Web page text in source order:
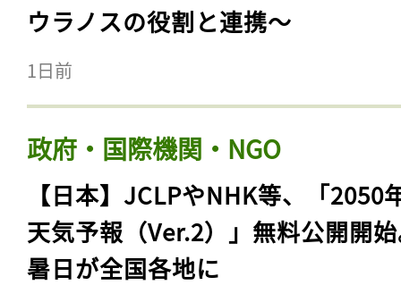
ウラノスの役割と連携〜
1日前
政府・国際機関・NGO
【日本】JCLPやNHK等、「2050
天気予報（Ver.2）」無料公開開
暑日が全国各地に